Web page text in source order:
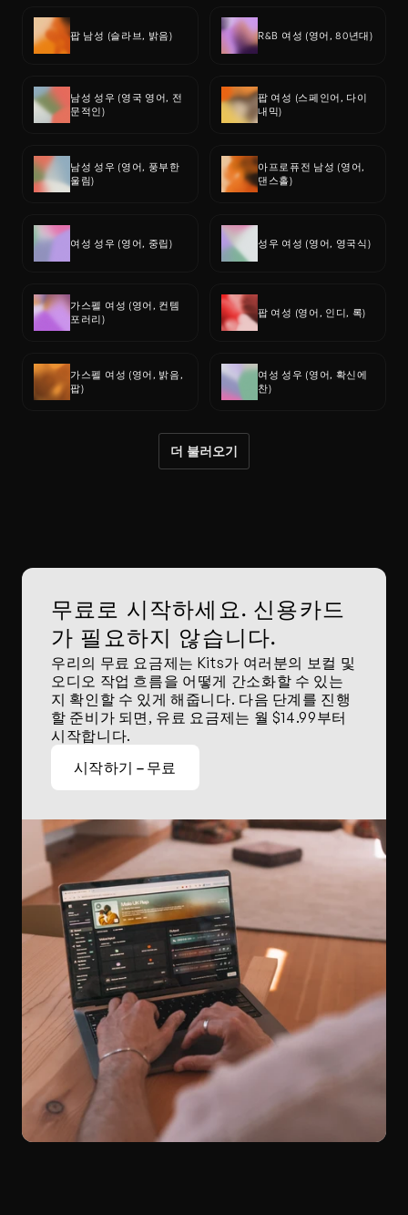
팝 남성 (슬라브, 밝음) R&B 여성 (영어, 80년대)
남성 성우 (영국 영어, 전
문적인)
팝 여성 (스페인어, 다이
내믹)
남성 성우 (영어, 풍부한
울림)
아프로퓨전 남성 (영어,
댄스홀)
여성 성우 (영어, 중립) 성우 여성 (영어, 영국식)
가스펠 여성 (영어, 컨템
포러리)
팝 여성 (영어, 인디, 록)
가스펠 여성 (영어, 밝음,
팝)
여성 성우 (영어, 확신에
찬)
더 불러오기
무료로 시작하세요. 신용카드
가 필요하지 않습니다.
우리의 무료 요금제는 Kits가 여러분의 보컬 및
오디오 작업 흐름을 어떻게 간소화할 수 있는
지 확인할 수 있게 해줍니다. 다음 단계를 진행
할 준비가 되면, 유료 요금제는 월 $14.99부터
시작합니다.
시작하기 – 무료